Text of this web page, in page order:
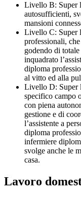
Livello B: Super
autosufficienti,
mansioni
Livello C: Super
professionali,
godendo di
inquadrato
diploma
al vitto ed alla
Livello D: Super
specifico campo
con piena
gestione e di
l’assistente a
diploma
infermiere
svolge anche le
casa.
Lavoro